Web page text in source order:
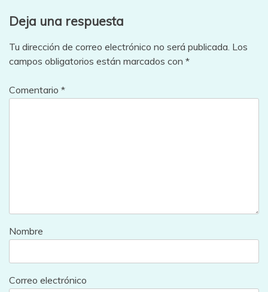
Deja una respuesta
Tu dirección de correo electrónico no será publicada. Los
campos obligatorios están marcados con *
Comentario *
Nombre
Correo electrónico